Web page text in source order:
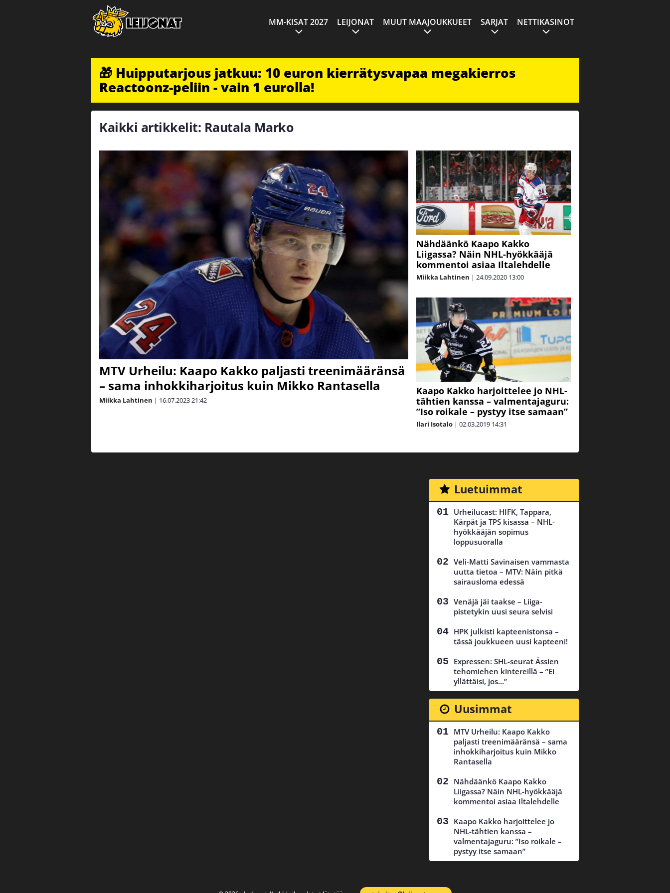
MM-KISAT 2027 LEIJONAT MUUT MAAJOUKKUEET SARJAT NETTIKASINOT
🎁 Huipputarjous jatkuu: 10 euron kierrätysvapaa megakierros
Reactoonz-peliin - vain 1 eurolla!
Kaikki artikkelit: Rautala Marko
MTV Urheilu: Kaapo Kakko paljasti treenimääränsä
– sama inhokkiharjoitus kuin Mikko Rantasella
Miikka Lahtinen | 16.07.202321:42
Nähdäänkö Kaapo Kakko
Liigassa? Näin NHL-hyökkääjä
kommentoi asiaa Iltalehdelle
Miikka Lahtinen | 24.09.2020 13:00
Kaapo Kakko harjoittelee jo NHL-
tähtien kanssa – valmentajaguru:
”Iso roikale – pystyy itse samaan”
Ilari Isotalo | 02.03.2019 14:31
Luetuimmat
Urheilucast: HIFK, Tappara,
Kärpät ja TPS kisassa – NHL-
hyökkääjän sopimus
loppusuoralla
Veli-Matti Savinaisen vammasta
uutta tietoa – MTV: Näin pitkä
sairausloma edessä
Venäjä jäi taakse – Liiga-
pistetykin uusi seura selvisi
HPK julkisti kapteenistonsa –
tässä joukkueen uusi kapteeni!
Expressen: SHL-seurat Ässien
tehomiehen kintereillä – ”Ei
yllättäisi, jos…”
Uusimmat
MTV Urheilu: Kaapo Kakko
paljasti treenimääränsä – sama
inhokkiharjoitus kuin Mikko
Rantasella
Nähdäänkö Kaapo Kakko
Liigassa? Näin NHL-hyökkääjä
kommentoi asiaa Iltalehdelle
Kaapo Kakko harjoittelee jo
NHL-tähtien kanssa –
valmentajaguru: ”Iso roikale –
pystyy itse samaan”